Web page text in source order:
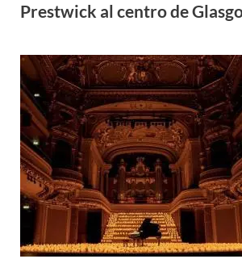
Prestwick al centro de